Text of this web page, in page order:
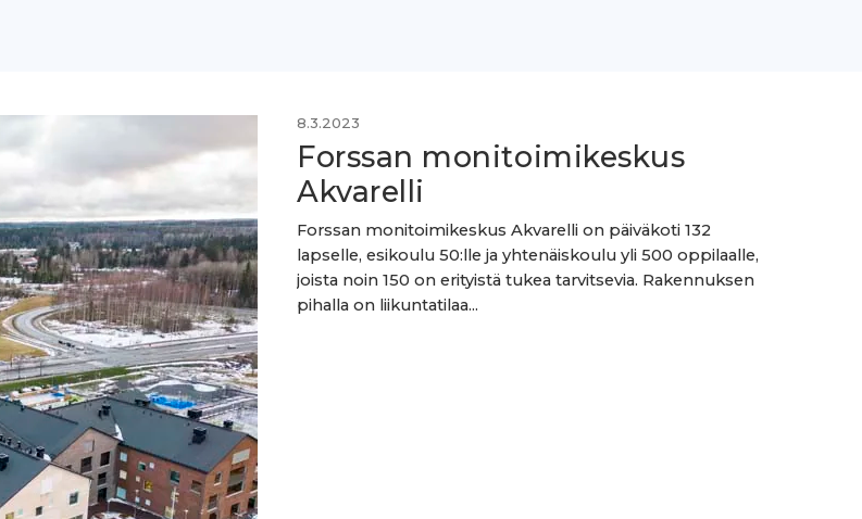
8.3.2023
Forssan monitoimikeskus
Akvarelli
Forssan monitoimikeskus Akvarelli on päiväkoti 132
lapselle, esikoulu 50:lle ja yhtenäiskoulu yli 500 oppilaalle,
joista noin 150 on erityistä tukea tarvitsevia. Rakennuksen
pihalla on liikuntatilaa...